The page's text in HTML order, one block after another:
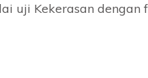
uji Kekerasan dengan